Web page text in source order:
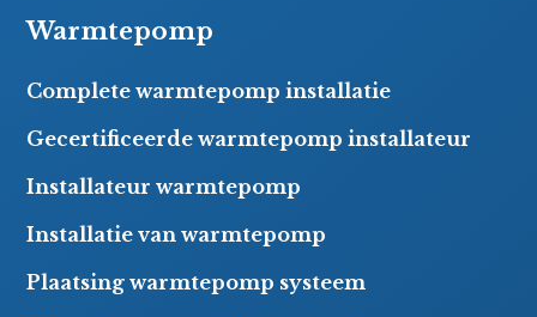
Warmtepomp
Complete warmtepomp installatie
Gecertificeerde warmtepomp installateur
Installateur warmtepomp
Installatie van warmtepomp
Plaatsing warmtepomp systeem